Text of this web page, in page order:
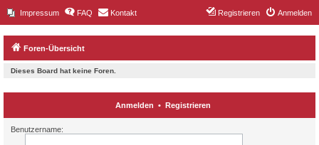
Impressum FAQ Kontakt Anmelden
Registrieren
Foren-Übersicht
Dieses Board hat keine Foren.
Anmelden • Registrieren
Benutzername: